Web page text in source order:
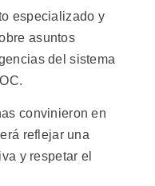
especializado y
asuntos
del sistema
convinieron en
reflejar una
y respetar el